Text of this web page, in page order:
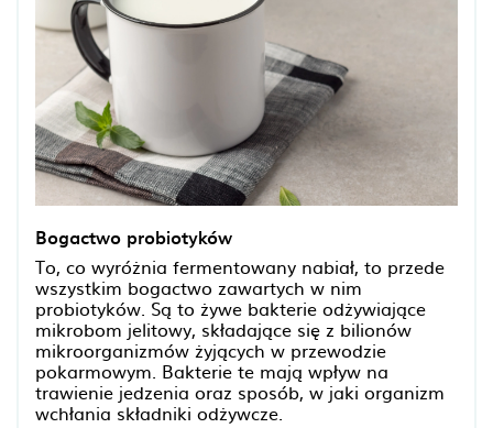
Bogactwo probiotyków
To, co wyróżnia fermentowany nabiał, to przede
wszystkim bogactwo zawartych w nim
probiotyków. Są to żywe bakterie odżywiające
mikrobom jelitowy, składające się z bilionów
mikroorganizmów żyjących w przewodzie
pokarmowym. Bakterie te mają wpływ na
trawienie jedzenia oraz sposób, w jaki organizm
wchłania składniki odżywcze.